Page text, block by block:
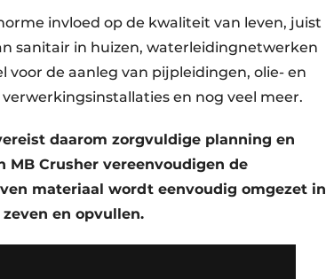
invloed op de kwaliteit van leven, juist
sanitair in huizen, waterleidingnetwerken
voor de aanleg van pijpleidingen, olie- en
en nog veel meer.
daarom zorgvuldige planning en
Crusher vereenvoudigen de
materiaal wordt eenvoudig omgezet in
en opvullen.